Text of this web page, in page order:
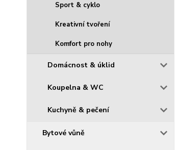
Sport & cyklo
Kreativní tvoření
Komfort pro nohy
Domácnost & úklid
Koupelna & WC
Kuchyně & pečení
Bytové vůně